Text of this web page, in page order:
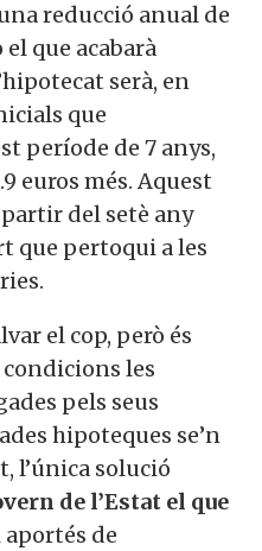
reducció anual de
el que acabarà
serà, en
que
període de 7 anys,
euros més. Aquest
del setè any
que pertoqui a les
el cop, però és
les
pels seus
hipoteques se’n
l’única solució
de l’Estat el que
aportés de